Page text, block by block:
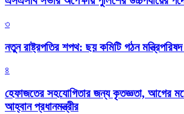
৩
নতুন রাষ্ট্রপতির শপথ: ছয় কমিটি গঠন মন্ত্রিপরিষদ
৪
হেফাজতের সহযোগিতার জন্য কৃতজ্ঞতা, আগের
আহ্বান প্রধানমন্ত্রীর